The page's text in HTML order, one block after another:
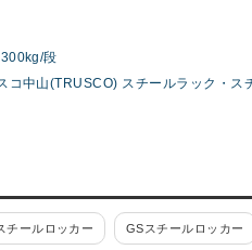
段
コ中山(TRUSCO) スチールラック・ス
チールロッカー GSスチールロッカー